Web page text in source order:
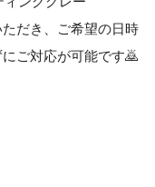
だき、ご希望の日時
ご対応が可能です🙇